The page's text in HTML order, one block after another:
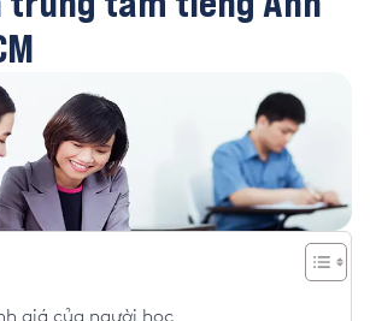
giá của người học